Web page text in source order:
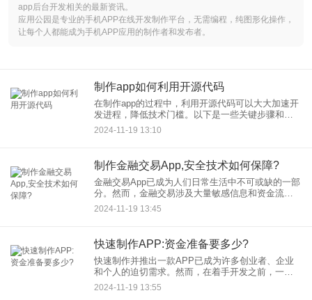
app后台开发相关的最新资讯。
应用公园是专业的手机APP在线开发制作平台，无需编程，纯图形化操作，
让每个人都能成为手机APP应用的制作者和发布者。
制作app如何利用开源代码‌
在制作app的过程中，利用开源代码可以大大加速开
发进程，降低技术门槛。以下是一些关键步骤和注
意事项，帮助你有效利用开源代码来制作app。 一、‌
2024-11-19 13:10
制作金融交易App,安全技术如何保障?
金融交易App已成为人们日常生活中不可或缺的一部
分。然而，金融交易涉及大量敏感信息和资金流
动，因此保障其安全性显得尤为重要。本文将从数
据加密、身份认证、安全存储、网络安全、风控体
2024-11-19 13:45
快速制作APP:资金准备要多少?
快速制作并推出一款APP已成为许多创业者、企业
和个人的迫切需求。然而，在着手开发之前，一个
绕不开的问题便是：资金准备要多少？本文将从不
同角度剖析这一问题，帮助有意快速制作APP的读
2024-11-19 13:55